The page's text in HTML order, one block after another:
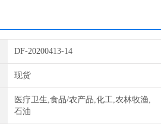
DF-20200413-14
现货
医疗卫生,食品/农产品,化工,农林牧渔,
石油